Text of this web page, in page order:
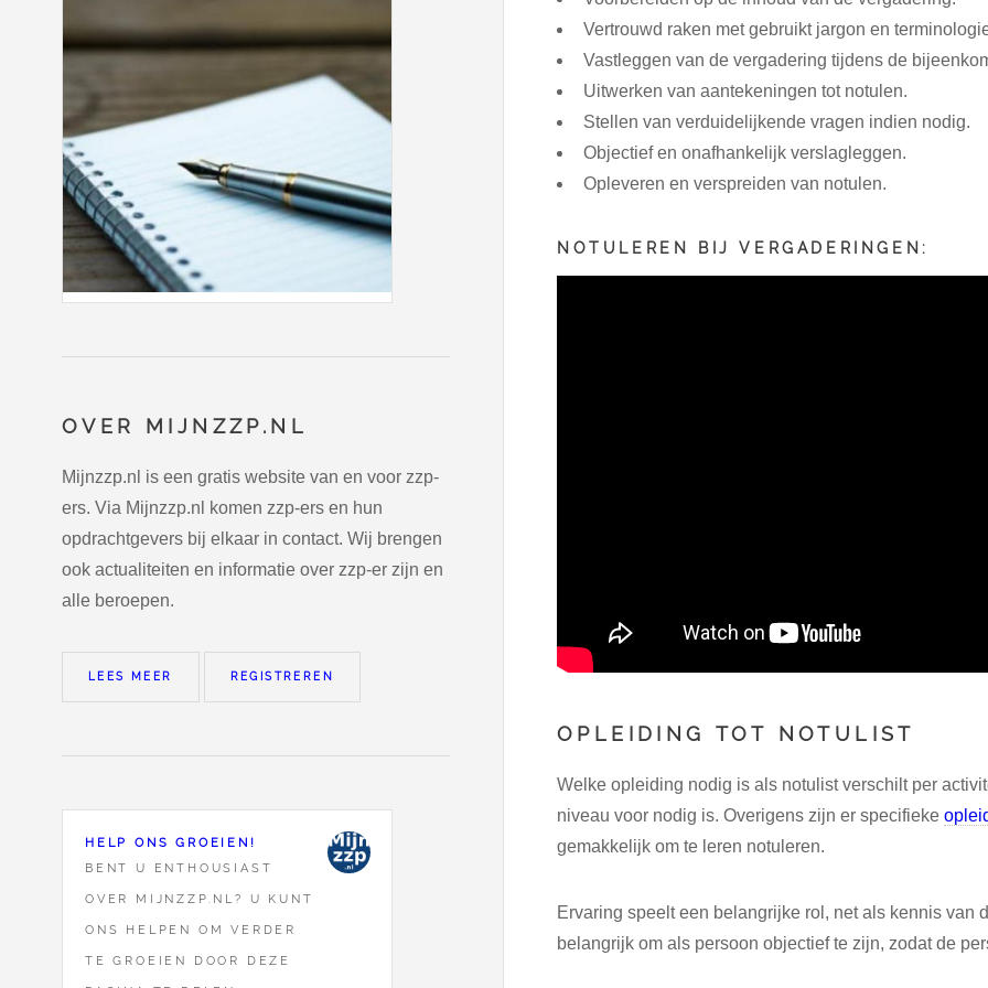
OVER MIJNZZP.NL
Mijnzzp.nl is een gratis website van en voor zzp-
ers. Via Mijnzzp.nl komen zzp-ers en hun
opdrachtgevers bij elkaar in contact. Wij brengen
ook actualiteiten en informatie over zzp-er zijn en
alle beroepen.
LEES MEER REGISTREREN
HELP ONS GROEIEN!
BENT U ENTHOUSIAST
OVER MIJNZZP.NL? U KUNT
ONS HELPEN OM VERDER
TE GROEIEN DOOR DEZE
Vertrouwd raken met gebruikt jargon en
Vastleggen van de vergadering tijdens de
Uitwerken van aantekeningen tot notulen.
Stellen van verduidelijkende vragen indien nodig.
Objectief en onafhankelijk verslagleggen.
Opleveren en verspreiden van notulen.
NOTULEREN BIJ VERGADERINGEN:
OPLEIDING TOT NOTULIST
Welke opleiding nodig is als notulist verschilt per
niveau voor nodig is. Overigens zijn er specifieke
gemakkelijk om te leren notuleren.
Ervaring speelt een belangrijke rol, net als kennis van
belangrijk om als persoon objectief te zijn, zodat de